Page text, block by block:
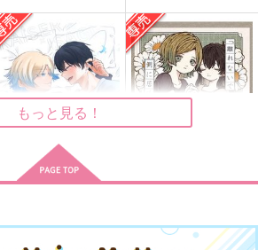
Rangeland
1,257円（税込）
カイザー×潔世一
サンプル
作品詳細
お前、幽霊って信じる
か？
enomi
677円（税込）
カイザー×潔世一
サンプル
との話
PrPr Jelly
て。」
らぴすらずり。
もっと見る！